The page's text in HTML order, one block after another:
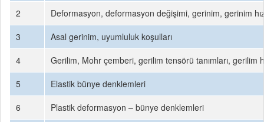
2
Deformasyon, deformasyon değişimi, gerinim, gerinim
3
Asal gerinim, uyumluluk koşulları
4
Gerilim, Mohr çemberi, gerilim tensörü tanımları, gerilim
5
Elastik bünye denklemleri
6
Plastik deformasyon – bünye denklemleri